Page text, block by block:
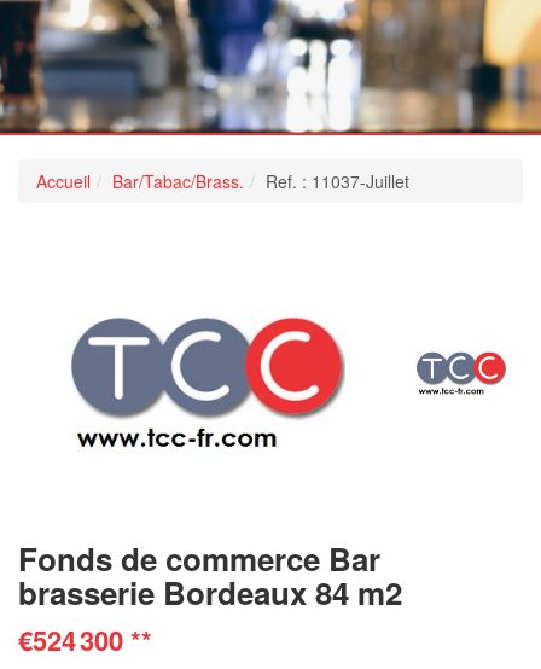
Accueil Bar/Tabac/Brass. Ref. : 11037-Juillet
Fonds de commerce Bar
brasserie Bordeaux 84 m2
€524 300**